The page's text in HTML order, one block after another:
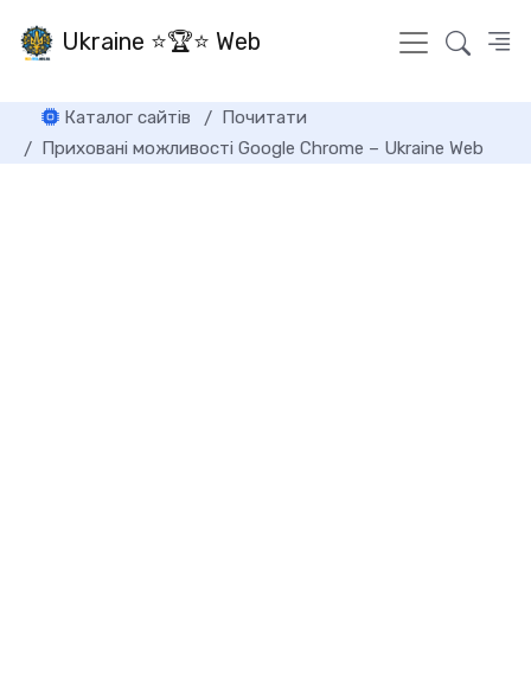
Ukraine ⭐🏆⭐ Web
Каталог сайтів
Почитати
Приховані можливості Google Chrome – Ukraine Web